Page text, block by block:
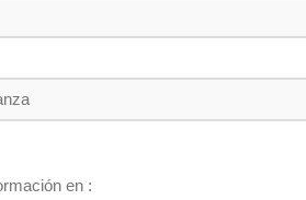
en :